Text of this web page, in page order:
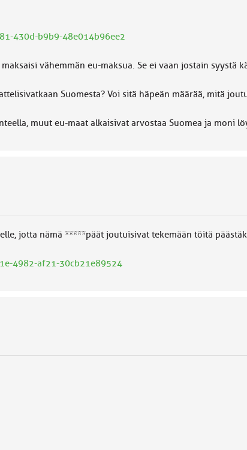
430d-b9b9-48e014b96ee2
vähemmän eu-maksua. Se ei vaan jostain syystä
Suomesta? Voi sitä häpeän määrää, mitä
muut eu-maat alkaisivat arvostaa Suomea ja moni
jotta nämä *****päät joutuisivat tekemään töitä
4982-af21-30cb21e89524